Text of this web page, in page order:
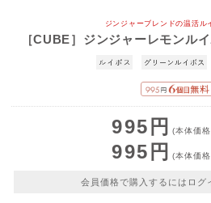
ジンジャーブレンドの温活ル
［CUBE］ジンジャーレモンル
995円 (本体価
995円 (本体価
会員価格で購入するにはログ